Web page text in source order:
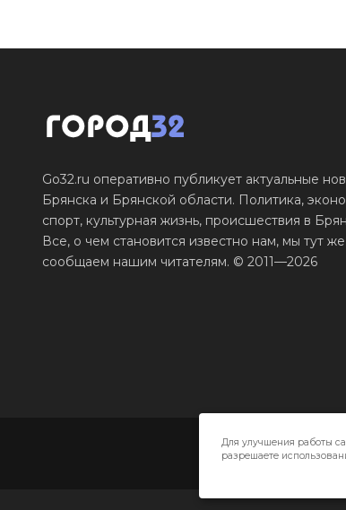
Go32.ru оперативно публикует актуальные
Брянска и Брянской области. Политика,
спорт, культурная жизнь, происшествия в
Все, о чем становится известно нам, мы тут же
сообщаем нашим читателям. © 2011—2026
Для улучшения работы
разрешаете